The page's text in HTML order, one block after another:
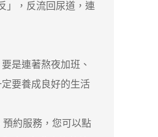
」，反流回尿道，連
是連著熬夜加班、
要養成良好的生活
預約服務，您可以點